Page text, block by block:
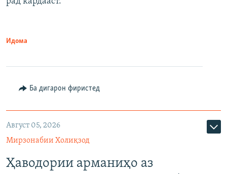
Идома
Ба дигарон фиристед
Август 05, 2026
Мирзонабии Холиқзод
Ҳаводории арманиҳо аз